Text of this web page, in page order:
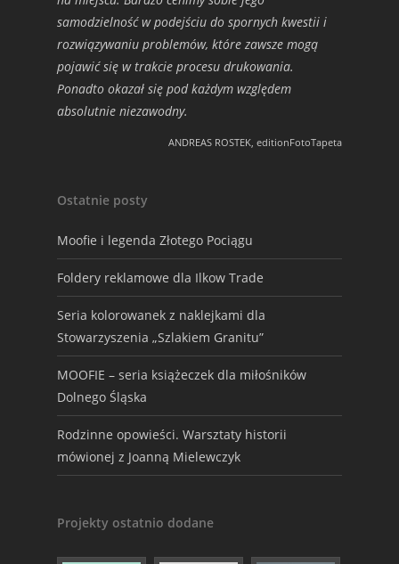
samodzielność w podejściu do spornych kwestii i
rozwiązywaniu problemów, które zawsze mogą
pojawić się w trakcie procesu drukowania.
Ponadto okazał się pod każdym względem
absolutnie niezawodny.
ANDREAS ROSTEK, editionFotoTapeta
Ostatnie posty
Moofie i legenda Złotego Pociągu
Foldery reklamowe dla Ilkow Trade
Seria kolorowanek z naklejkami dla
Stowarzyszenia „Szlakiem Granitu”
MOOFIE – seria książeczek dla miłośników
Dolnego Śląska
Rodzinne opowieści. Warsztaty historii
mówionej z Joanną Mielewczyk
Projekty ostatnio dodane